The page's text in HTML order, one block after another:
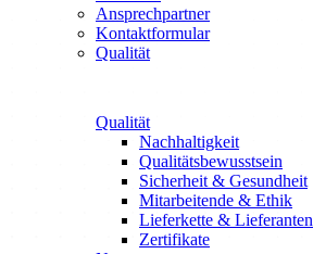
Ansprechpartner
Kontaktformular
Qualität
Qualität
Nachhaltigkeit
Qualitätsbewusstsein
Sicherheit & Gesundheit
Mitarbeitende & Ethik
Lieferkette & Lieferanten
Zertifikate